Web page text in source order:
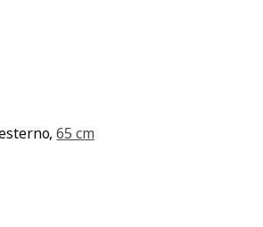
65 cm
4.8 di 5 stelle. Recensioni totali: 4